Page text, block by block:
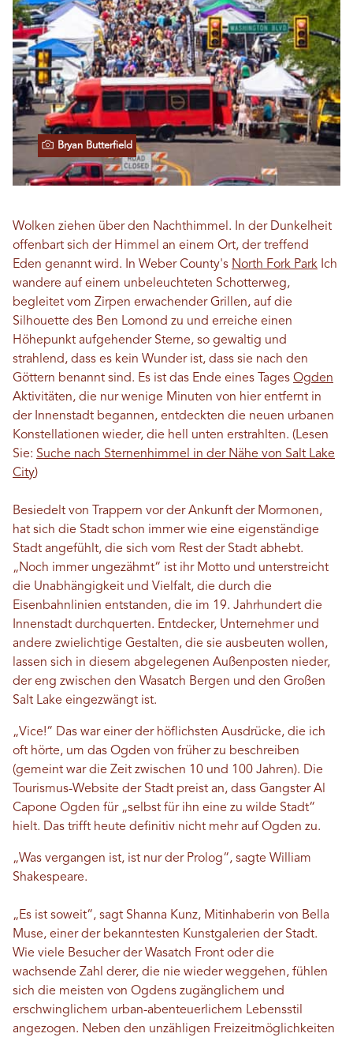
Bryan Butterfield
Wolken ziehen über den Nachthimmel. In der Dunkelheit
offenbart sich der Himmel an einem Ort, der treffend
Eden genannt wird. In Weber County's North Fork Park Ich
wandere auf einem unbeleuchteten Schotterweg,
begleitet vom Zirpen erwachender Grillen, auf die
Silhouette des Ben Lomond zu und erreiche einen
Höhepunkt aufgehender Sterne, so gewaltig und
strahlend, dass es kein Wunder ist, dass sie nach den
Göttern benannt sind. Es ist das Ende eines Tages Ogden
Aktivitäten, die nur wenige Minuten von hier entfernt in
der Innenstadt begannen, entdeckten die neuen urbanen
Konstellationen wieder, die hell unten erstrahlten. (Lesen
Sie: Suche nach Sternenhimmel in der Nähe von Salt Lake
City)
Besiedelt von Trappern vor der Ankunft der Mormonen,
hat sich die Stadt schon immer wie eine eigenständige
Stadt angefühlt, die sich vom Rest der Stadt abhebt.
„Noch immer ungezähmt“ ist ihr Motto und unterstreicht
die Unabhängigkeit und Vielfalt, die durch die
Eisenbahnlinien entstanden, die im 19. Jahrhundert die
Innenstadt durchquerten. Entdecker, Unternehmer und
andere zwielichtige Gestalten, die sie ausbeuten wollen,
lassen sich in diesem abgelegenen Außenposten nieder,
der eng zwischen den Wasatch Bergen und den Großen
Salt Lake eingezwängt ist.
„Vice!“ Das war einer der höflichsten Ausdrücke, die ich
oft hörte, um das Ogden von früher zu beschreiben
(gemeint war die Zeit zwischen 10 und 100 Jahren). Die
Tourismus-Website der Stadt preist an, dass Gangster Al
Capone Ogden für „selbst für ihn eine zu wilde Stadt“
hielt. Das trifft heute definitiv nicht mehr auf Ogden zu.
„Was vergangen ist, ist nur der Prolog“, sagte William
Shakespeare.
„Es ist soweit“, sagt Shanna Kunz, Mitinhaberin von Bella
Muse, einer der bekanntesten Kunstgalerien der Stadt.
Wie viele Besucher der Wasatch Front oder die
wachsende Zahl derer, die nie wieder weggehen, fühlen
sich die meisten von Ogdens zugänglichem und
erschwinglichem urban-abenteuerlichem Lebensstil
angezogen. Neben den unzähligen Freizeitmöglichkeiten